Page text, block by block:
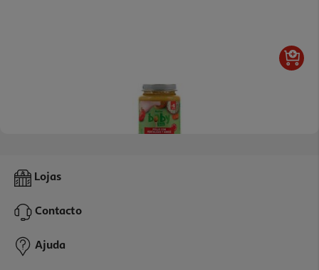
Refeição Auchan Baby Bio Frango Legumes E Arroz Sem Glúten
200g
1,49 €
Lojas
Contacto
Ajuda